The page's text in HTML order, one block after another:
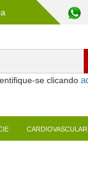
se clicando
CARDIOVASCULAR